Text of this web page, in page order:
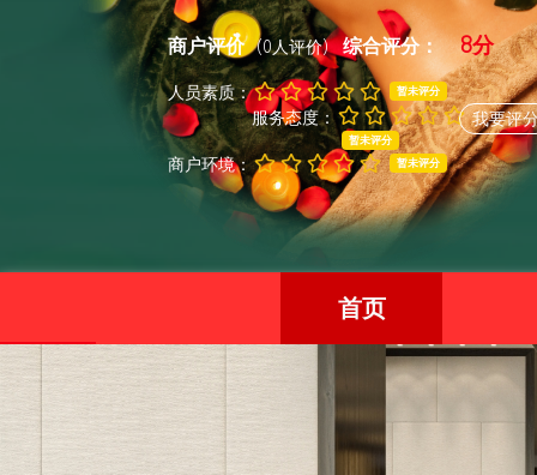
商户评价 (0人评价)综合评分： 8分
人员素质： 暂未评分
服务态度：
暂未评分
商户环境： 暂未评分
我要评
首页